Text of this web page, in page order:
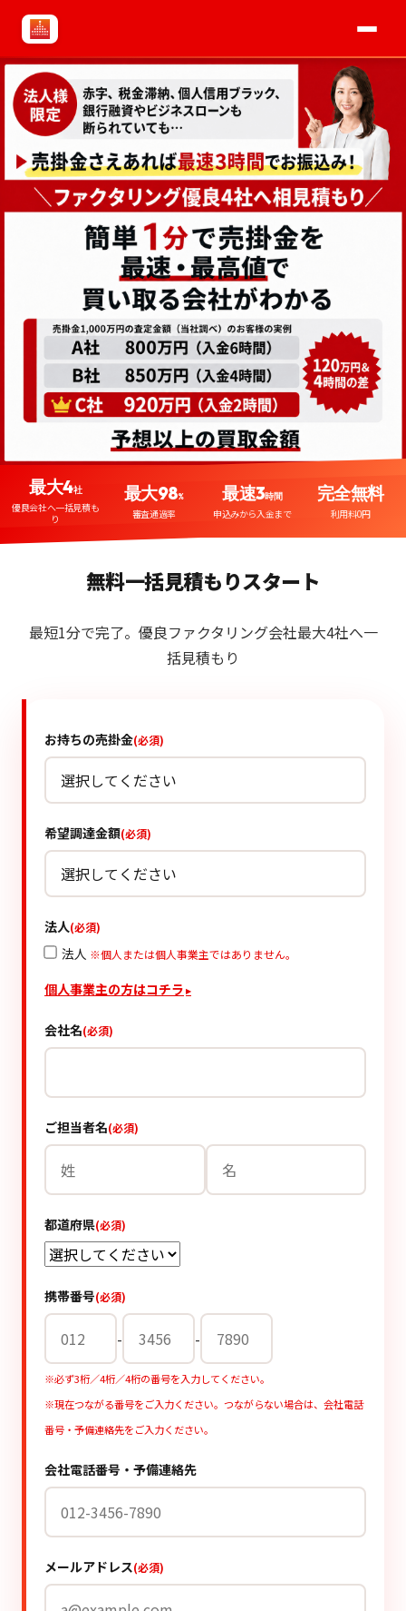
よくある質問
最大4社
優良会社へ一括見積も
り
最大98%
審査通過率
最速3時間
申込みから入金まで
完全無料
利用料0円
無料一括見積もりスタート
最短1分で完了。優良ファクタリング会社最大4社へ一
括見積もり
お持ちの売掛金(必須)
希望調達金額(必須)
法人(必須)
法人 ※個人または個人事業主ではありません。
個人事業主の方はコチラ▸
会社名(必須)
ご担当者名(必須)
都道府県(必須)
携帯番号(必須)
- -
※必ず3桁／4桁／4桁の番号を入力してください。
※現在つながる番号をご入力ください。つながらない場合は、会社電話
番号・予備連絡先をご入力ください。
会社電話番号・予備連絡先
メールアドレス(必須)